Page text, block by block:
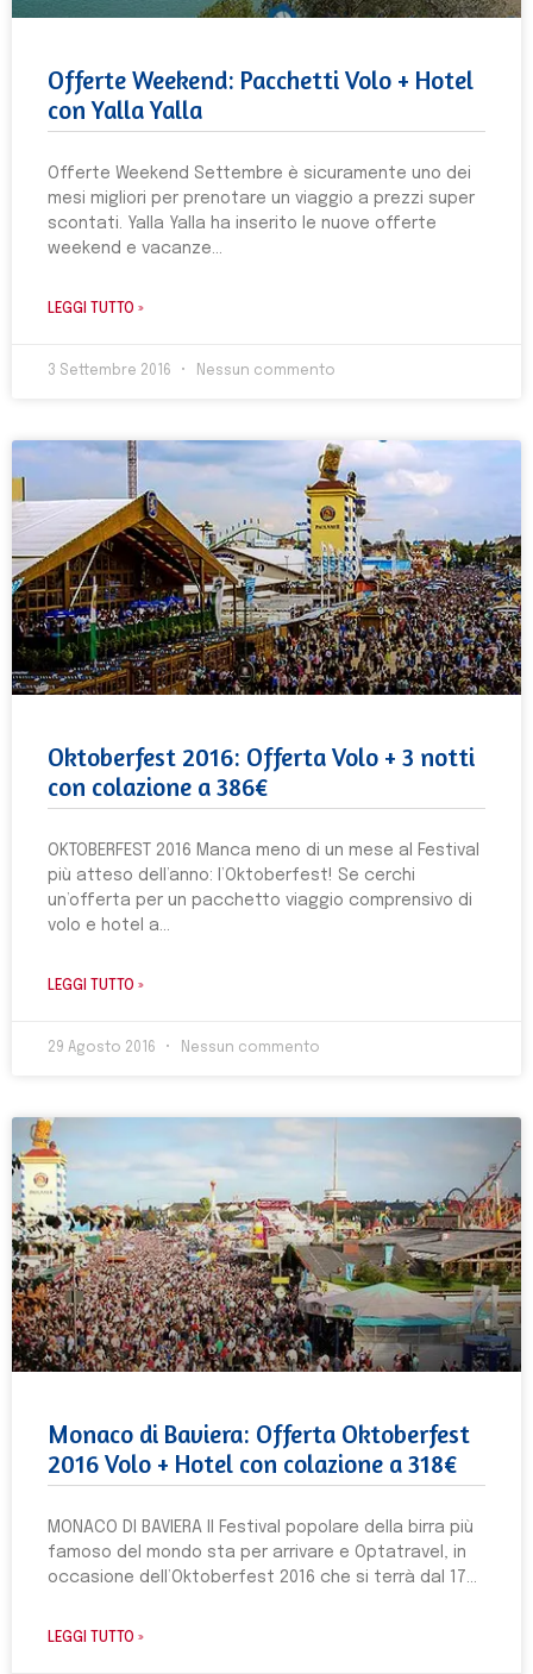
Offerte Weekend: Pacchetti Volo + Hotel
con Yalla Yalla
Offerte Weekend Settembre è sicuramente uno dei
mesi migliori per prenotare un viaggio a prezzi super
scontati. Yalla Yalla ha inserito le nuove offerte
weekend e vacanze
LEGGI TUTTO »
3 Settembre 2016 Nessun commento
Oktoberfest 2016: Offerta Volo + 3 notti
con colazione a 386€
OKTOBERFEST 2016 Manca meno di un mese al Festival
più atteso dell’anno: l’Oktoberfest! Se cerchi
un’offerta per un pacchetto viaggio comprensivo di
volo e hotel a
LEGGI TUTTO »
29 Agosto 2016 Nessun commento
Monaco di Baviera: Offerta Oktoberfest
2016 Volo + Hotel con colazione a 318€
MONACO DI BAVIERA Il Festival popolare della birra più
famoso del mondo sta per arrivare e Optatravel, in
occasione dell’Oktoberfest 2016 che si terrà dal 17
LEGGI TUTTO »